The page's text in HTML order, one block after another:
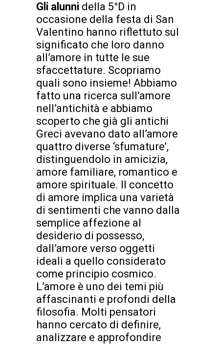
Gli alunni della 5°D in
occasione della festa di San
Valentino hanno riflettuto sul
significato che loro danno
all’amore in tutte le sue
sfaccettature. Scopriamo
quali sono insieme! Abbiamo
fatto una ricerca sull’amore
nell’antichità e abbiamo
scoperto che già gli antichi
Greci avevano dato all’amore
quattro diverse ‘sfumature’,
distinguendolo in amicizia,
amore familiare, romantico e
amore spirituale. Il concetto
di amore implica una varietà
di sentimenti che vanno dalla
semplice affezione al
desiderio di possesso,
dall’amore verso oggetti
ideali a quello considerato
come principio cosmico.
L’amore è uno dei temi più
affascinanti e profondi della
filosofia. Molti pensatori
hanno cercato di definire,
analizzare e approfondire